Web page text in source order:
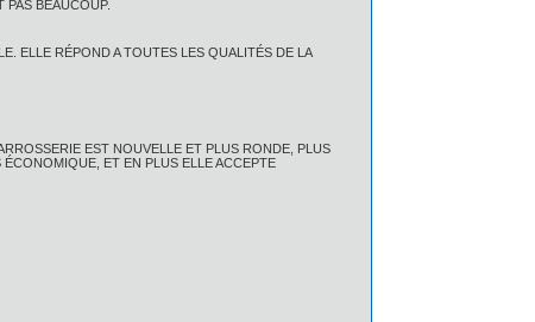
BEAUCOUP.
ELLE RÉPOND A TOUTES LES QUALITÉS DE LA
EST NOUVELLE ET PLUS RONDE, PLUS
ET EN PLUS ELLE ACCEPTE